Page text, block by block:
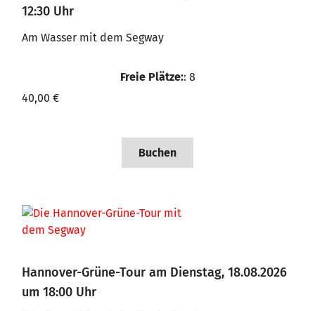
12:30 Uhr
Am Wasser mit dem Segway
Freie Plätze:: 8
40,00 €
Buchen
Hannover-Grüne-Tour am Dienstag, 18.08.2026
um 18:00 Uhr